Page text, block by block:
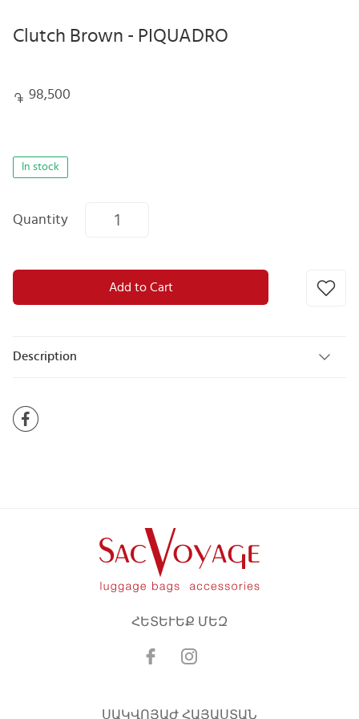
Clutch Brown - PIQUADRO
98,500
In stock
Quantity
Add to Cart
Description
ՀԵՏԵՒԵՔ ՄԵԶ
ՍԱԿՎՈՅԱԺ ՀԱՅԱՍՏԱՆ